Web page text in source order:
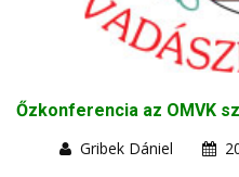
Őzkonferencia az OMVK
Gribek Dániel